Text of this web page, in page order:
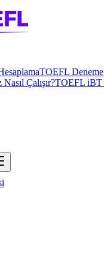
TOEFL
Çalışır?TOEFL iBT